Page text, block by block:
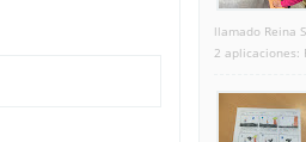
llamado Reina
2 aplicaciones: